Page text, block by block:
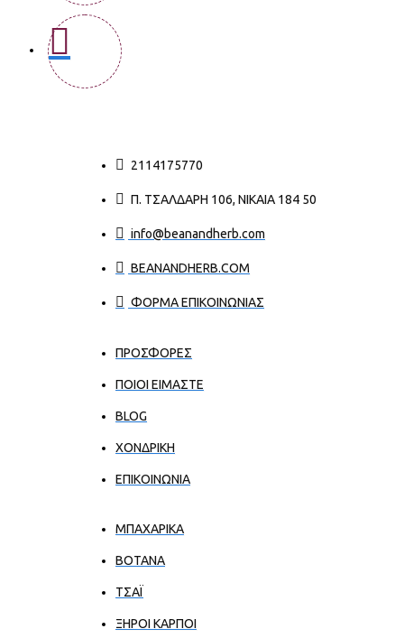
2114175770
Π. ΤΣΑΛΔΆΡΗ 106, ΝΊΚΑΙΑ 184 50
info@beanandherb.com
BEANANDHERB.COM
ΦΟΡΜΑ ΕΠΙΚΟΙΝΩΝΙΑΣ
ΠΡΟΣΦΟΡΕΣ
ΠΟΙΟΙ ΕΊΜΑΣΤΕ
BLOG
ΧΟΝΔΡΙΚΉ
ΕΠΙΚΟΙΝΩΝΊΑ
ΜΠΑΧΑΡΙΚΑ
ΒΟΤΑΝΑ
ΤΣΑΪ
ΞΗΡΟΙ ΚΑΡΠΟΙ